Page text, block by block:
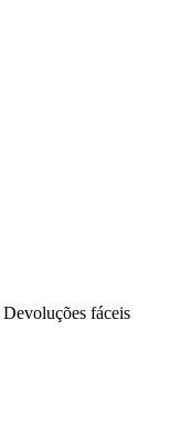
Devoluções fáceis